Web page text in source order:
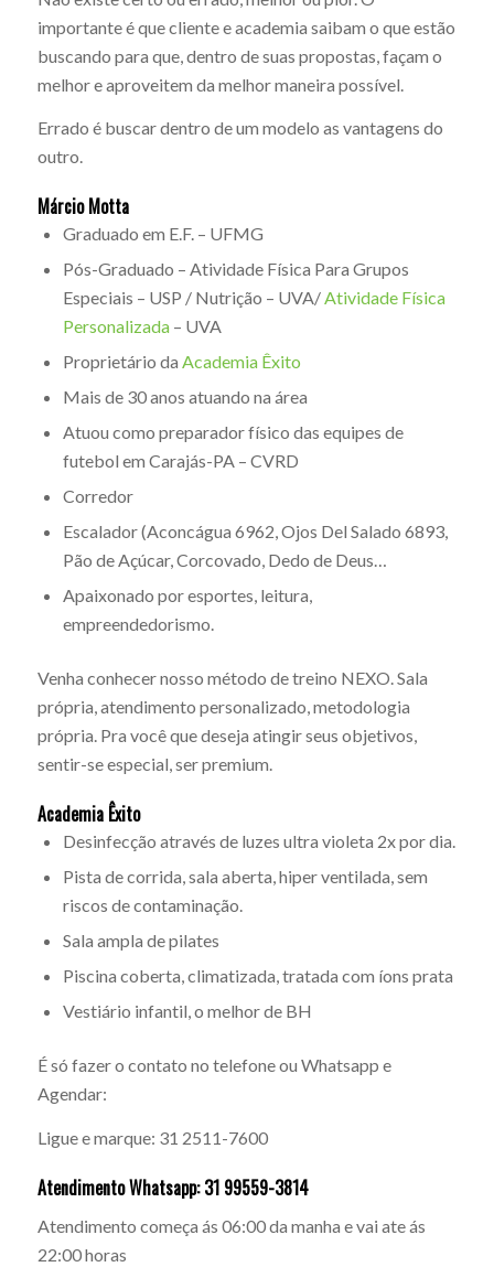
importante é que cliente e academia saibam o que estão
buscando para que, dentro de suas propostas, façam o
melhor e aproveitem da melhor maneira possível.
Errado é buscar dentro de um modelo as vantagens do
outro.
Márcio Motta
Graduado em E.F. – UFMG
Pós-Graduado – Atividade Física Para Grupos
Especiais – USP / Nutrição – UVA/Atividade Física
Personalizada– UVA
Proprietário da Academia Êxito
Mais de 30 anos atuando na área
Atuou como preparador físico das equipes de
futebol em Carajás-PA – CVRD
Corredor
Escalador (Aconcágua 6962, Ojos Del Salado 6893,
Pão de Açúcar, Corcovado, Dedo de Deus…
Apaixonado por esportes, leitura,
empreendedorismo.
Venha conhecer nosso método de treino NEXO. Sala
própria, atendimento personalizado, metodologia
própria. Pra você que deseja atingir seus objetivos,
sentir-se especial, ser premium.
Academia Êxito
Desinfecção através de luzes ultra violeta 2x por dia.
Pista de corrida, sala aberta, hiper ventilada, sem
riscos de contaminação.
Sala ampla de pilates
Piscina coberta, climatizada, tratada com íons prata
Vestiário infantil, o melhor de BH
É só fazer o contato no telefone ou Whatsapp e
Agendar:
Ligue e marque: 31 2511-7600
Atendimento Whatsapp: 31 99559-3814
Atendimento começa ás 06:00 da manha e vai ate ás
22:00 horas